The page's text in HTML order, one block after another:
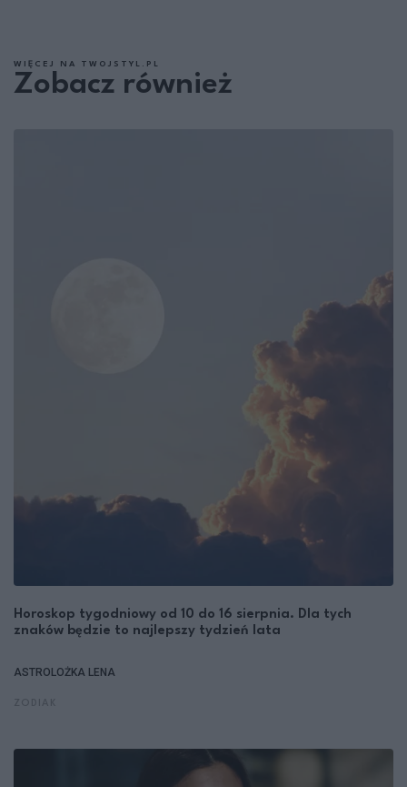
WIĘCEJ NA TWOJSTYL.PL
Zobacz również
Horoskop tygodniowy od 10 do 16 sierpnia. Dla tych
znaków będzie to najlepszy tydzień lata
ASTROLOŻKA LENA